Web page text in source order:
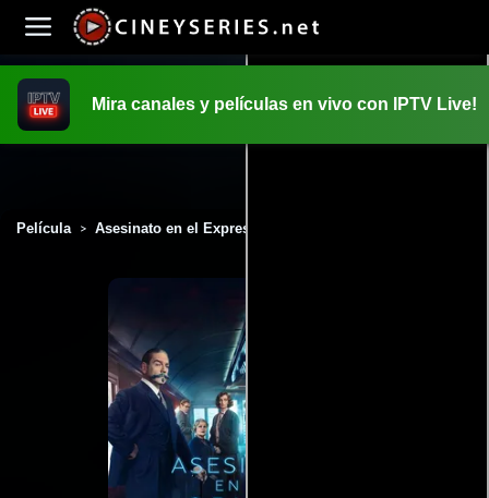
Mira canales y películas en vivo con IPTV Live!
Película > Asesinato en el Expreso de Oriente (2017)